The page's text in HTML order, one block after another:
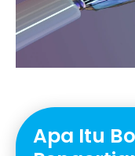
Apa Itu